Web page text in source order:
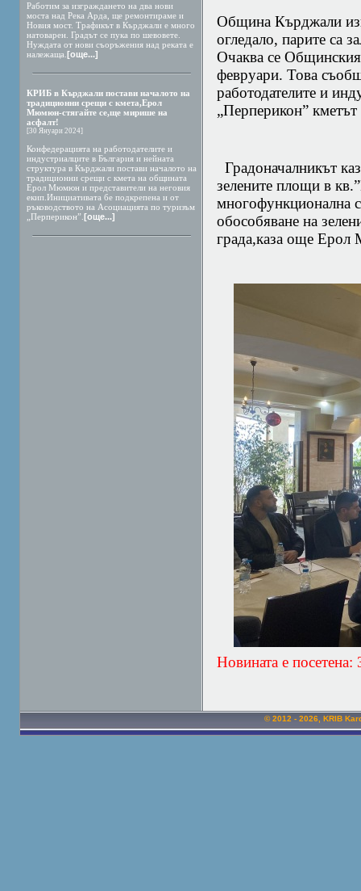
Работим за изграждането на два нови
моста над Река Арда, ще ремонтираме и
Новия мост. Трафикът в Кърджали е много
натоварен. Градът се пука по шевовете.
Нуждата от нови съоръжения над реката е
належаща. [още...]
КРИБ в Кърджали постави началото на
традиционни срещи с кмета,Ерол
Мюмюн-стягайте се,ще мирише на
асфалт!
[30 Януари 2024]
Конфедерацията на работодателите и
индустриалците в България и нейната
структура в Кърджали постави началото на
традиционни срещи с кмета на общината
Ерол Мюмюн и представители на неговия
екип.Инициативата бе подкрепена и от
ръководството на Асоциацията по туризъм
„Перперикон”. [още...]
Община Кърджали
огледало, парите са
Очаква се
февруари. Това
работодателите и
„Перперикон”
Градоначалникът
зелените площи в
многофункционална
обособяване на
града,каза още
Новината е посетена:
© 2012 - 2026, KRIB